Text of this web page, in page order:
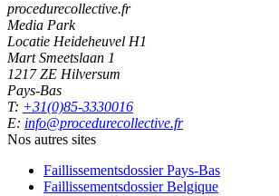
procedurecollective.fr
Media Park
Locatie Heideheuvel H1
Mart Smeetslaan 1
1217 ZE Hilversum
Pays-Bas
T: +31(0)85-3330016
E: info@procedurecollective.fr
Nos autres sites
Faillissementsdossier Pays-Bas
Faillissementsdossier Belgique